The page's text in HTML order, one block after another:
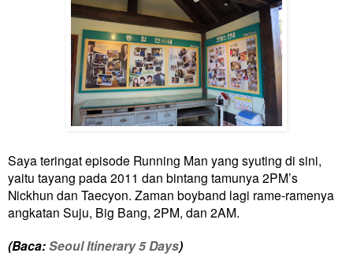
Saya teringat episode Running Man yang syuting di sini,
yaitu tayang pada 2011 dan bintang tamunya 2PM’s
Nickhun dan Taecyon. Zaman boyband lagi rame-ramenya
angkatan Suju, Big Bang, 2PM, dan 2AM.
(Baca:Seoul Itinerary 5 Days)